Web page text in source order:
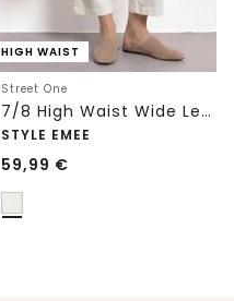
HIGH WAIST
Street One
7/8 High Waist Wide Leg Jeans im Loose Fit
STYLE EMEE
59,99 €